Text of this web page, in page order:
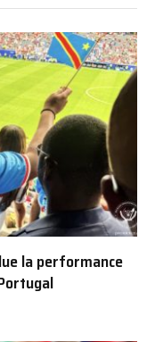
la performance